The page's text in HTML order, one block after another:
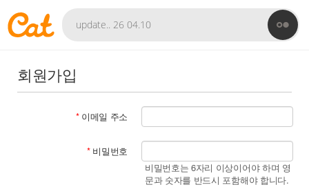
회원가입
*이메일 주소
*비밀번호
비밀번호는 6자리 이상이어야 하며 영
문과 숫자를 반드시 포함해야 합니다.